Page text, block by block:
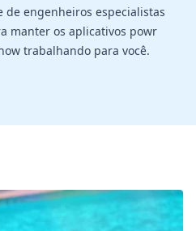
de engenheiros especialistas
manter os aplicativos powr
trabalhando para você.